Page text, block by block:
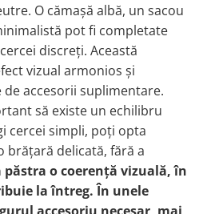
O cămașă albă, un sacou
pot fi completate
discreți. Această
vizual armonios și
accesorii suplimentare.
să existe un echilibru
cercei simpli, poți opta
brățară delicată, fără a
păstra o coerență vizuală, în
la întreg. În unele